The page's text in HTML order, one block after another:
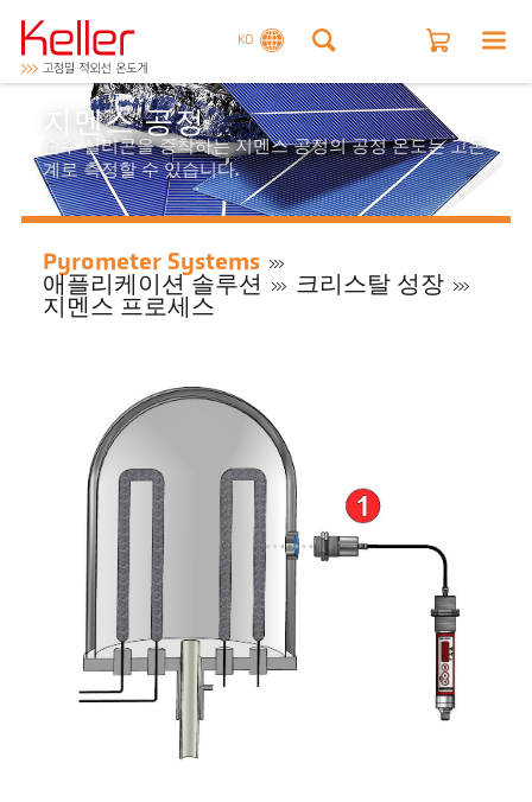
KO
지멘스 공정
순수 실리콘을 증착하는 지멘스 공정의 공정 온도는 고온
계로 측정할 수 있습니다.
Pyrometer Systems
애플리케이션 솔루션
크리스탈 성장
지멘스 프로세스